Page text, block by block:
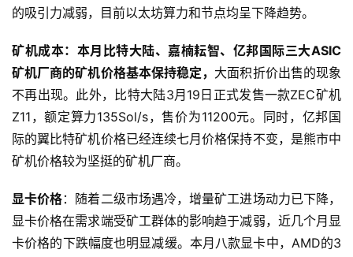
的吸引力减弱，目前以太坊算力和节点均呈下降趋势。
矿机成本：本月比特大陆、嘉楠耘智、亿邦国际三大ASIC
矿机厂商的矿机价格基本保持稳定， 大面积折价出售的现象
不再出现。此外，比特大陆3月19日正式发售一款ZEC矿机
Z11，额定算力135Sol/s，售价为11200元。同时，亿邦国
际的翼比特矿机价格已经连续七月价格保持不变，是熊市中
矿机价格较为坚挺的矿机厂商。
显卡价格：随着二级市场遇冷，增量矿工进场动力已下降，
显卡价格在需求端受矿工群体的影响趋于减弱，近几个月显
卡价格的下跌幅度也明显减缓。本月八款显卡中，AMD的3